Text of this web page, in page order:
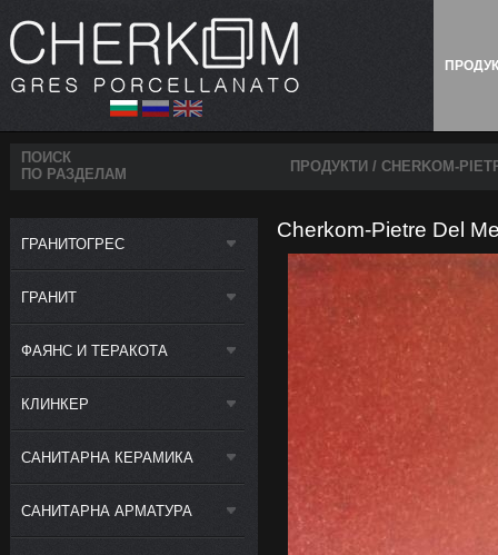
ПОИСК
ПО РАЗДЕЛАМ
ПРОДУКТИ / CHERKOM-
ГРАНИТОГРЕС
ГРАНИТ
ФАЯНС И ТЕРАКОТА
КЛИНКЕР
САНИТАРНА КЕРАМИКА
САНИТАРНА АРМАТУРА
Cherkom-Pietre Del